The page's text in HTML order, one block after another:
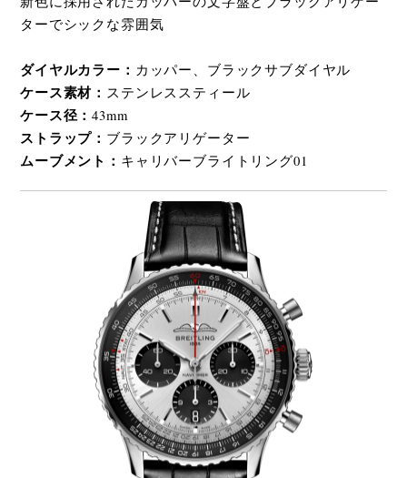
ターでシックな雰囲気
ダイヤルカラー： カッパー、ブラックサブダイヤル
ケース素材： ステンレススティール
ケース径：43mm
ストラップ： ブラックアリゲーター
ムーブメント： キャリバーブライトリング01